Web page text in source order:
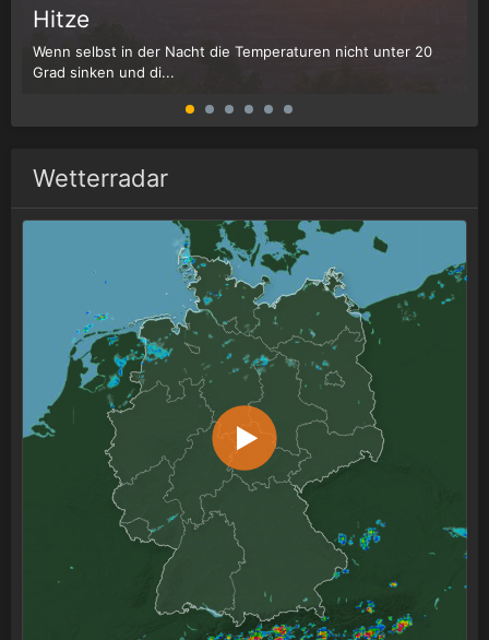
Hitze
Wenn selbst in der Nacht die Temperaturen nicht unter 20
Grad sinken und di...
Wetterradar